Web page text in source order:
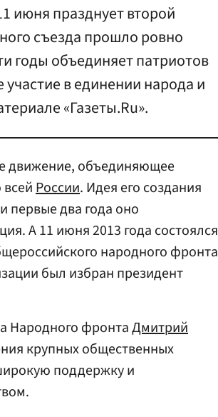
июня празднует второй
съезда прошло ровно
годы объединяет патриотов
в единении народа и
«Газеты.Ru».
движение, объединяющее
России. Идея его создания
первые два года оно
А 11 июня 2013 года состоялся
народного фронта
был избран президент
Народного фронтаДмитрий
крупных общественных
поддержку и